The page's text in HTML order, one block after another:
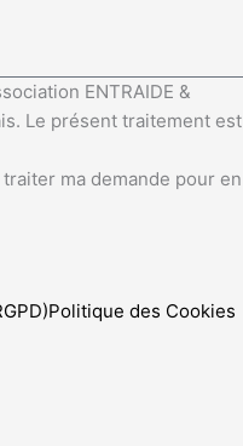
ENTRAIDE &
Le présent traitement est
ma demande pour en
Politique des Cookies